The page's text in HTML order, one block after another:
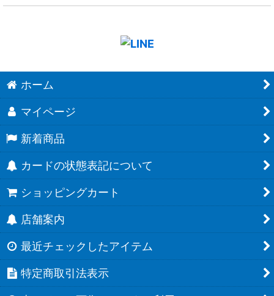
ホーム
マイページ
新着商品
カードの状態表記について
ショッピングカート
店舗案内
最近チェックしたアイテム
特定商取引法表示